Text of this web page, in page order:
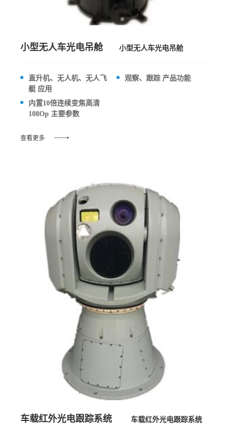
小型无人车光电吊舱 小型无人车光电吊舱
直升机、无人机、无人飞
艇 应用
观察、跟踪 产品功能
内置10倍连续变焦高清
108Op 主要参数
查看更多
车载红外光电跟踪系统 车载红外光电跟踪系统